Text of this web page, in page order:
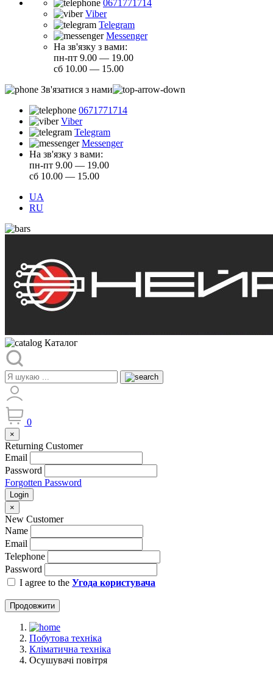
0671771714
Viber
Telegram
Messenger
На зв'язку з вами:
пн-пт 9.00 — 19.00
сб 10.00 — 15.00
Зв'язатися з нами
0671771714
Viber
Telegram
Messenger
На зв'язку з вами:
пн-пт 9.00 — 19.00
сб 10.00 — 15.00
UA
RU
Каталог
0
×
Returning Customer
Email
Password
Forgotten Password
Login
×
New Customer
Name
Email
Telephone
Password
I agree to the Угода користувача
Продовжити
Побутова техніка
Кліматична техніка
Осушувачі повітря